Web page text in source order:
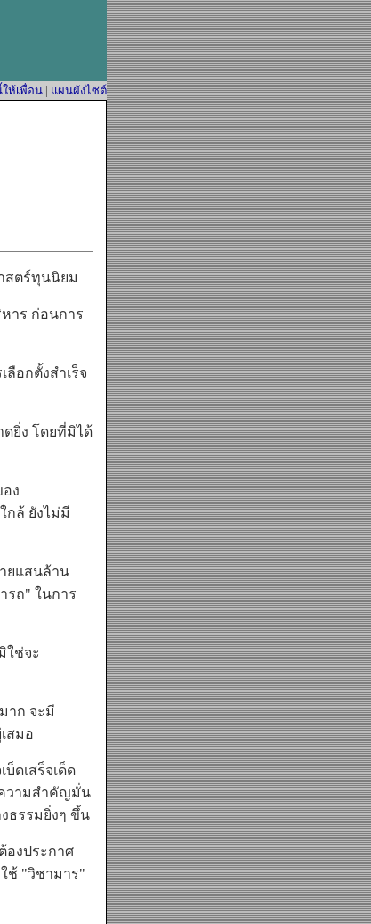
ห้เพื่อน | แผนผังไซต์
ตร์ทุนนิยม
าร ก่อนการ
อกตั้งสำเร็จ
ยิ่ง โดยที่มิได้
ง
กล้ ยังไม่มี
ยแสนล้าน
รถ" ในการ
ช่จะ
าก จะมี
สมอ
ดเสร็จเด็ด
ความสำคัญมั่น
ธรรมยิ่งๆ ขึ้น
งประกาศ
ช้ "วิชามาร"